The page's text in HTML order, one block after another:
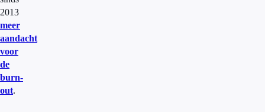
2013
meer
aandacht
voor
de
burn-
out.